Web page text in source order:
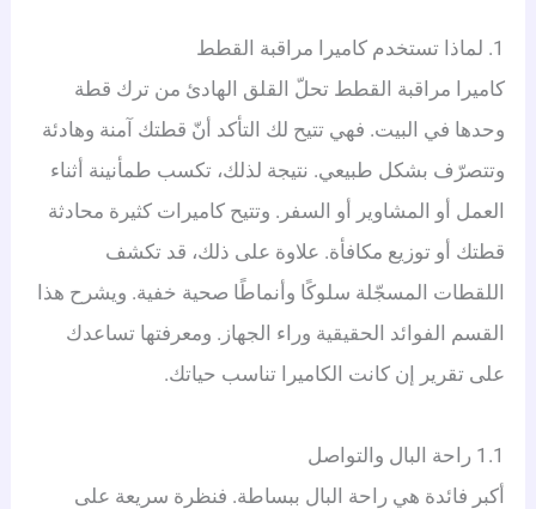
كاميرا مراقبة القطط تحلّ القلق الهادئ من ترك قطة
وحدها في البيت. فهي تتيح لك التأكد أنّ قطتك آمنة وهادئة
وتتصرّف بشكل طبيعي. نتيجة لذلك، تكسب طمأنينة أثناء
العمل أو المشاوير أو السفر. وتتيح كاميرات كثيرة محادثة
قطتك أو توزيع مكافأة. علاوة على ذلك، قد تكشف
اللقطات المسجّلة سلوكًا وأنماطًا صحية خفية. ويشرح هذا
القسم الفوائد الحقيقية وراء الجهاز. ومعرفتها تساعدك
على تقرير إن كانت الكاميرا تناسب حياتك.
1.1 راحة البال والتواصل
أكبر فائدة هي راحة البال ببساطة. فنظرة سريعة على